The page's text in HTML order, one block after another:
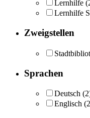
Lernhilfe
Lernhilfe
Zweigstellen
Sprachen
Deutsch
Englisch